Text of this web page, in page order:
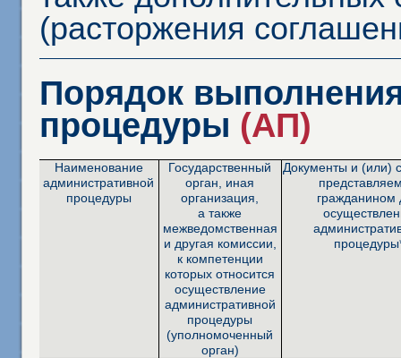
(расторжения
Порядок
процедуры (АП)
Наименование
административной
процедуры
Государственный
орган, иная
организация,
а также
межведомственная
и другая комиссии,
к компетенции
которых относится
осуществление
административной
процедуры
(уполномоченный
орган)
Документы и (или)
гражданином